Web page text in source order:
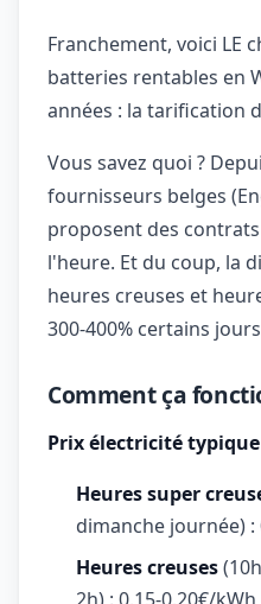
Franchement, voici LE
batteries rentables en
années : la tarification
Vous savez quoi ?
fournisseurs belges
proposent des
l'heure. Et du coup, la
heures creuses et
300-400% certains
Comment ça
Prix électricité typique
Heures super
dimanche journée) :
Heures creuses